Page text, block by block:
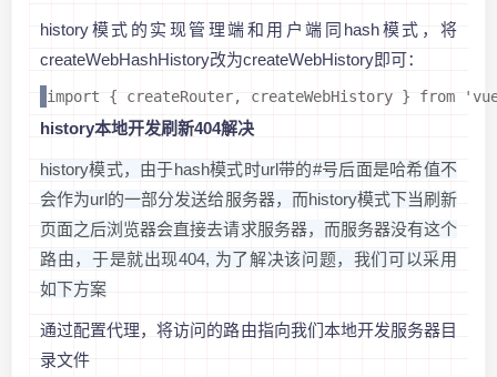
history模式的实现管理端和用户端同hash模式，将
createWebHashHistory改为createWebHistory即可：
import { createRouter, createWebHistory }
history本地开发刷新404解决
history模式，由于hash模式时url带的#号后面是哈希值不
会作为url的一部分发送给服务器，而history模式下当刷新
页面之后浏览器会直接去请求服务器，而服务器没有这个
路由，于是就出现404, 为了解决该问题，我们可以采用
如下方案
通过配置代理，将访问的路由指向我们本地开发服务器目
录文件